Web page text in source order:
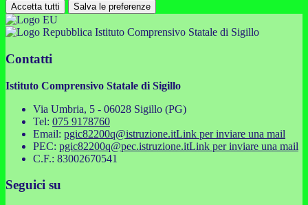
Accetta tutti Salva le preferenze
Istituto Comprensivo Statale di Sigillo
Contatti
Istituto Comprensivo Statale di Sigillo
Via Umbria, 5 - 06028 Sigillo (PG)
Tel: 075 9178760
Email: pgic82200q@istruzione.itLink per inviare una mail
PEC: pgic82200q@pec.istruzione.itLink per inviare una mail
C.F.: 83002670541
Seguici su